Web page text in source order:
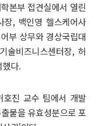
본부 접견실에서 열린
장, 백인영 헬스케어사
부 상무와 경상국립대
술비즈니스센터장, 허
다.
호진 교수 팀에서 개발
물을 유효성분으로 포